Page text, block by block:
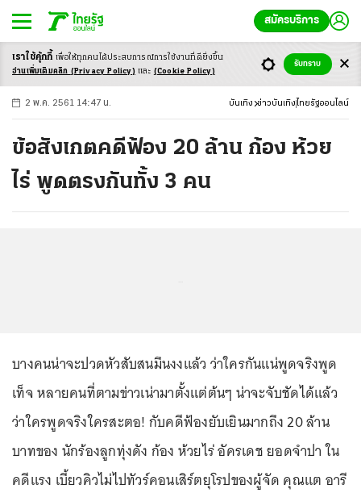
สมัครบริการ
-ก ก ก+
2 พ.ค. 2561 14:47 น. บันเทิง ข่าวบันเทิง ไทยรัฐออนไลน์
ข้อสังเกตคดีฟ้อง 20 ล้าน ก้อง ห้วย
ไร่ พูดตรงกันทั้ง 3 คน
บางคนน่าจะปวดหัวสับสนมึนงงแล้ว ว่าใครกันแน่พูดจริงพูด
เท็จ หลายคนที่ตามข่าวเน่ามาตั้งแต่ต้นๆ น่าจะจับชัดได้แล้ว
ว่าใครพูดจริงใครสะตอ! กับคดีฟ้องยับเยินมากถึง 20 ล้าน
บาทของ นักร้องลูกทุ่งดัง ก้อง ห้วยไร่ อัครเดช ยอดจำปา ใน
คดีแรง เบี้ยวคิวไม่ไปทัวร์คอนเสิร์ตยุโรปของผู้จัด คุณแต อารี
เราใช้คุ้กกี้ เพื่อให้ทุกคนได้ประสบการณ์การใช้งานที่ดียิ่งขึ้น
อ่านเพิ่มเติมคลิก (Privacy Policy) และ (Cookie Policy)
รับทราบ